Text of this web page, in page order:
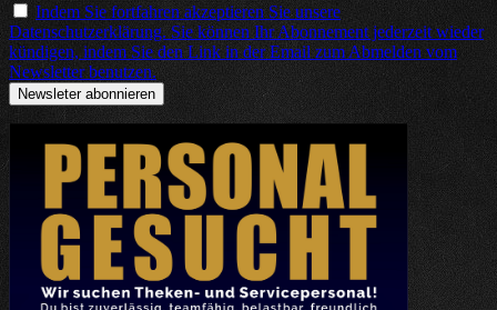
Indem Sie fortfahren akzeptieren Sie unsere
Datenschutzerklärung. Sie können Ihr Abonnement jederzeit wieder
kündigen, indem Sie den Link in der Email zum Abmelden vom
Newsletter benutzen.